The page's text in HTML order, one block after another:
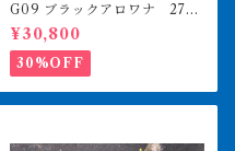
G09 ブラックアロワナ 27㎝
前後 人工飼料食べます
¥30,800
30%OFF